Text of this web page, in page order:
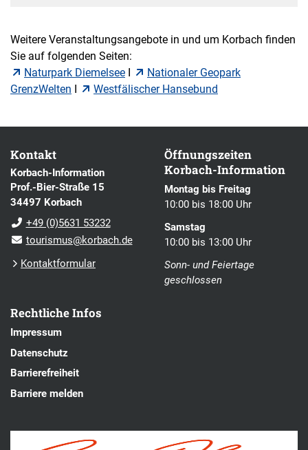
Weitere Veranstaltungsangebote in und um Korbach finden
Sie auf folgenden Seiten:
Naturpark Diemelsee I
Nationaler Geopark
GrenzWelten I Westfälischer Hansebund
Kontakt
Korbach-Information
Prof.-Bier-Straße 15
34497 Korbach
+49 (0)5631 53232
tourismus@korbach.de
Kontaktformular
Öffnungszeiten
Korbach-Information
Montag bis Freitag
10:00 bis 18:00 Uhr
Samstag
10:00 bis 13:00 Uhr
Sonn- und Feiertage
geschlossen
Rechtliche Infos
Impressum
Datenschutz
Barrierefreiheit
Barriere melden